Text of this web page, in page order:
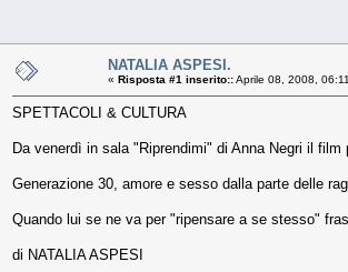
NATALIA ASPESI.
« Risposta #1 inserito::Aprile 08, 2008,
SPETTACOLI & CULTURA
Da venerdì in sala "Riprendimi" di Anna Negri il film
Generazione 30, amore e sesso dalla parte delle
Quando lui se ne va per "ripensare a se stesso"
di NATALIA ASPESI